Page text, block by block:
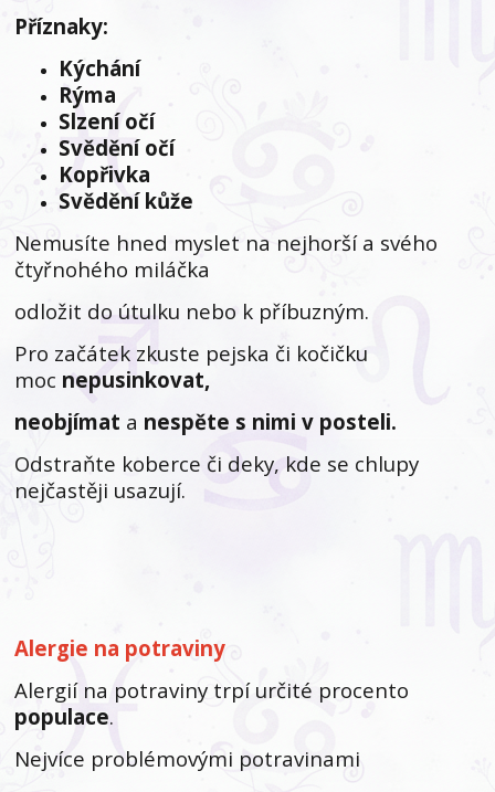
Příznaky:
Kýchání
Rýma
Slzení očí
Svědění očí
Kopřivka
Svědění kůže
Nemusíte hned myslet na nejhorší a svého
čtyřnohého miláčka
odložit do útulku nebo k příbuzným.
Pro začátek zkuste pejska či kočičku
moc nepusinkovat,
neobjímat a nespěte s nimi v posteli.
Odstraňte koberce či deky, kde se chlupy
nejčastěji usazují.
Alergie na potraviny
Alergií na potraviny trpí určité procento
populace.
Nejvíce problémovými potravinami